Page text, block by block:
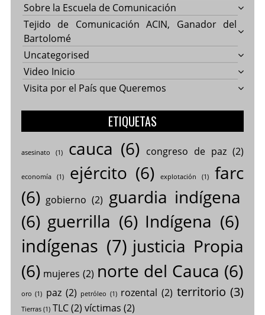
Sobre la Escuela de Comunicación
Tejido de Comunicación ACIN, Ganador del
Bartolomé
Uncategorised
Video Inicio
Visita por el País que Queremos
ETIQUETAS
asesinato (1) cauca (6) congreso de paz(2)
economía(1) ejército (6) explotación (1)
farc
(6) gobierno (2) guardia indígena
(6) guerrilla (6) Indígena (6)
indígenas (7) justicia Propia
(6) mujeres (2) norte del Cauca (6)
oro (1) paz (2) petróleo (1) rozental (2) territorio (3)
Tierras(1) TLC(2) víctimas (2)